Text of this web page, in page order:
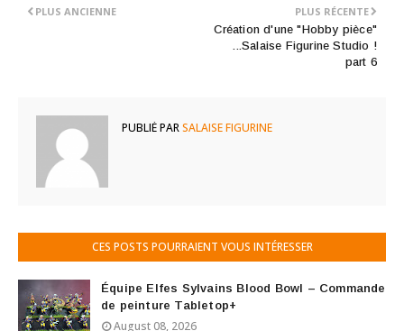
PLUS RÉCENTE
Création d'une "Hobby pièce"
...Salaise Figurine Studio !
part 6
PLUS ANCIENNE
PUBLIÉ PARSALAISE FIGURINE
CES POSTS POURRAIENT VOUS INTÉRESSER
Équipe Elfes Sylvains Blood Bowl – Commande
de peinture Tabletop+
August 08, 2026